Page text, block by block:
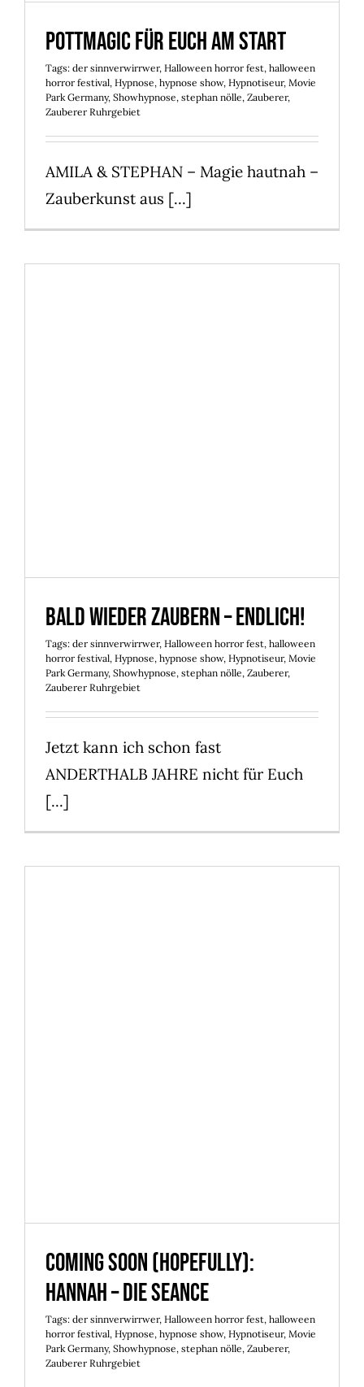
Pottmagic für Euch am Start
Tags: der sinnverwirrwer, Halloween horror fest, halloween
horror festival, Hypnose, hypnose show, Hypnotiseur, Movie
Park Germany, Showhypnose, stephan nölle, Zauberer,
Zauberer Ruhrgebiet
AMILA & STEPHAN – Magie hautnah –
Zauberkunst aus [...]
Bald wieder zaubern – endlich!
Tags: der sinnverwirrwer, Halloween horror fest, halloween
horror festival, Hypnose, hypnose show, Hypnotiseur, Movie
Park Germany, Showhypnose, stephan nölle, Zauberer,
Zauberer Ruhrgebiet
Jetzt kann ich schon fast
ANDERTHALB JAHRE nicht für Euch
[...]
Coming soon (hopefully):
Hannah – die Seance
Tags: der sinnverwirrwer, Halloween horror fest, halloween
horror festival, Hypnose, hypnose show, Hypnotiseur, Movie
Park Germany, Showhypnose, stephan nölle, Zauberer,
Zauberer Ruhrgebiet